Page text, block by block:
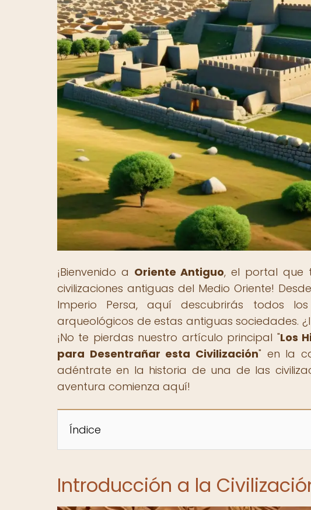
¡Bienvenido a Oriente Antiguo, el portal que
civilizaciones antiguas del Medio Oriente!
Imperio Persa, aquí descubrirás todos
arqueológicos de estas antiguas sociedades.
¡No te pierdas nuestro artículo principal "Los
para Desentrañar esta Civilización" en la
adéntrate en la historia de una de las
aventura comienza aquí!
Índice
Introducción a la